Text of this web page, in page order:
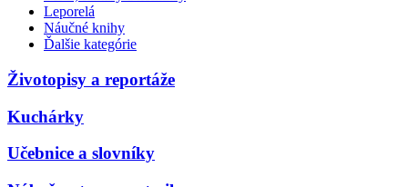
Leporelá
Náučné knihy
Ďalšie kategórie
Životopisy a reportáže
Kuchárky
Učebnice a slovníky